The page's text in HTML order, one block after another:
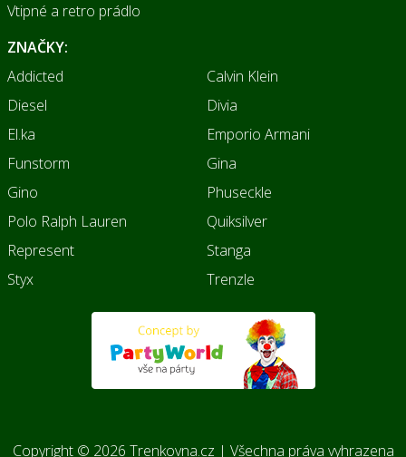
Vtipné a retro prádlo
ZNAČKY:
Addicted
Calvin Klein
Diesel
Divia
El.ka
Emporio Armani
Funstorm
Gina
Gino
Phuseckle
Polo Ralph Lauren
Quiksilver
Represent
Stanga
Styx
Trenzle
Copyright © 2026 Trenkovna.cz | Všechna práva vyhrazena